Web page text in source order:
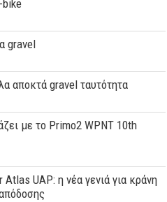
bike
gravel
αποκτά gravel ταυτότητα
με το Primo2 WPNT 10th
Atlas UAP: η νέα γενιά για κράνη